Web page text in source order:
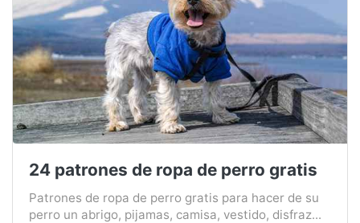
24 patrones de ropa de perro gratis
Patrones de ropa de perro gratis para hacer de su
perro un abrigo, pijamas, camisa, vestido, disfraz...